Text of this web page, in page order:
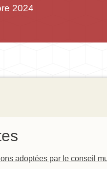
2024
adoptées par le conseil